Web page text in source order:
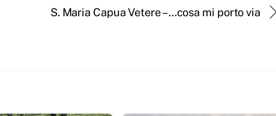
S. Maria Capua Vetere – …cosa mi porto via